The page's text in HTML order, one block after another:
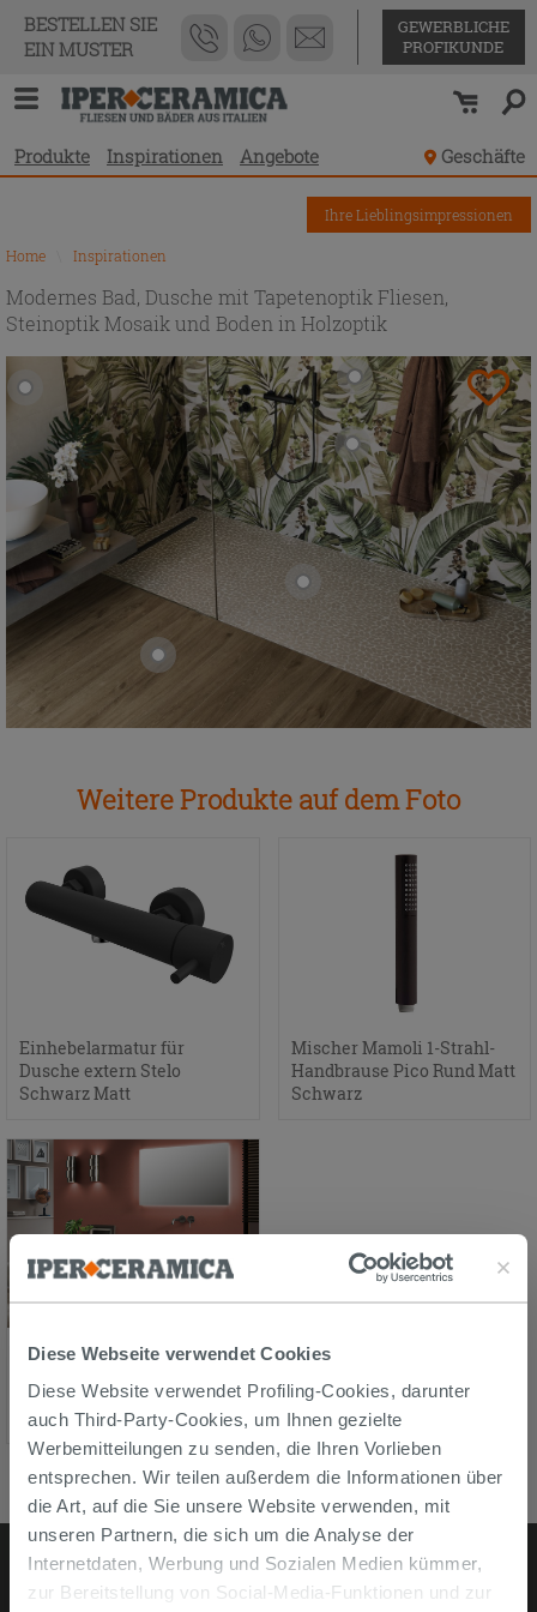
Diese Webseite verwendet Cookies
Diese Website verwendet Profiling-Cookies, darunter
auch Third-Party-Cookies, um Ihnen gezielte
Werbemitteilungen zu senden, die Ihren Vorlieben
entsprechen. Wir teilen außerdem die Informationen über
die Art, auf die Sie unsere Website verwenden, mit
unseren Partnern, die sich um die Analyse der
Internetdaten, Werbung und Sozialen Medien kümmer,
zur Bereitstellung von Social-Media-Funktionen und zur
BESTELLEN SIE
EIN MUSTER
GEWERBLICHE
PROFIKUNDE
Produkte Inspirationen Angebote Geschäfte
Home Inspirationen
Ihre Lieblingsimpressionen
Modernes Bad, Dusche mit Tapetenoptik Fliesen,
Steinoptik Mosaik und Boden in Holzoptik
Weitere Produkte auf dem Foto
Einhebelarmatur für
Dusche extern Stelo
Schwarz Matt
Mischer Mamoli 1-Strahl-
Handbrause Pico Rund Matt
Schwarz
KONSOLE FÜR
TOPSY TOP 120x48xH8 cm
OXYD GRAU